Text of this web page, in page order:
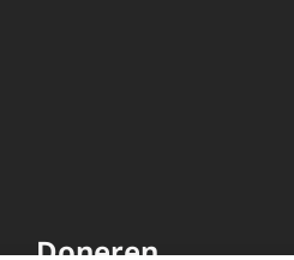
Doneren